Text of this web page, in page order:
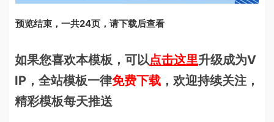
预览结束，一共24页，请下载后查看
如果您喜欢本模板，可以点击这里升级成为V
IP，全站模板一律免费下载 ，欢迎持续关注，
精彩模板每天推送